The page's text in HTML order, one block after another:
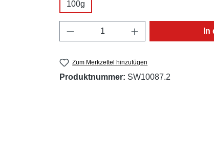
100g
Produkt Anzahl: Gib den
Zum Merkzettel hinzufügen
Produktnummer: SW10087.2